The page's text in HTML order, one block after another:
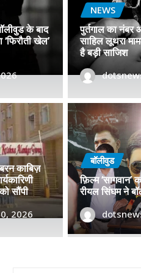
प्रमोद सावंत का
विमोचन कर
मान!
2026
के बाद
खेल’
NEWS
पुर्तगाल का नंबर
साहिल लूथरा
है बड़ी साजिश
काबिज़
सौंपी
2026
बॉलीवुड
फ़िल्म ‘सागवान’
रीयल सिंघम ने